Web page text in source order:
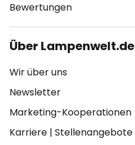
Bewertungen
Über Lampenwelt.de
Wir über uns
Newsletter
Marketing-Kooperationen
Karriere | Stellenangebote